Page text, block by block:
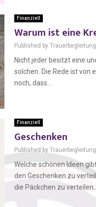
Finanziell
Warum ist eine
Published by
Nicht jeder besitzt eine
solchen. Die Rede ist von
noch, dass...
Finanziell
Geschenken
Published by
Welche schönen Ideen
den Geschenken zu
die Päckchen zu verteilen...